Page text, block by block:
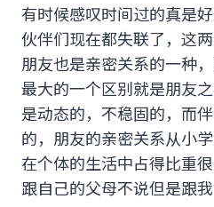
有时候感叹时间过的真是
伙伴们现在都失联了，这
朋友也是亲密关系的一种
最大的一个区别就是朋友
是动态的，不稳固的，而
的，朋友的亲密关系从小
在个体的生活中占得比重
跟自己的父母不说但是跟